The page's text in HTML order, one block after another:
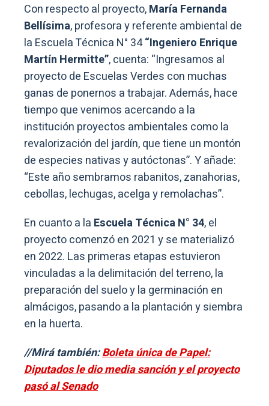
Con respecto al proyecto,María Fernanda
Bellísima, profesora y referente ambiental de
la Escuela Técnica N° 34“Ingeniero Enrique
Martín Hermitte”, cuenta: “Ingresamos al
proyecto de Escuelas Verdes con muchas
ganas de ponernos a trabajar. Además, hace
tiempo que venimos acercando a la
institución proyectos ambientales como la
revalorización del jardín, que tiene un montón
de especies nativas y autóctonas”. Y añade:
“Este año sembramos rabanitos, zanahorias,
cebollas, lechugas, acelga y remolachas”.
En cuanto a la Escuela Técnica N° 34, el
proyecto comenzó en 2021 y se materializó
en 2022. Las primeras etapas estuvieron
vinculadas a la delimitación del terreno, la
preparación del suelo y la germinación en
almácigos, pasando a la plantación y siembra
en la huerta.
//Mirá también:Boleta única de Papel:
Diputados le dio media sanción y el proyecto
pasó al Senado